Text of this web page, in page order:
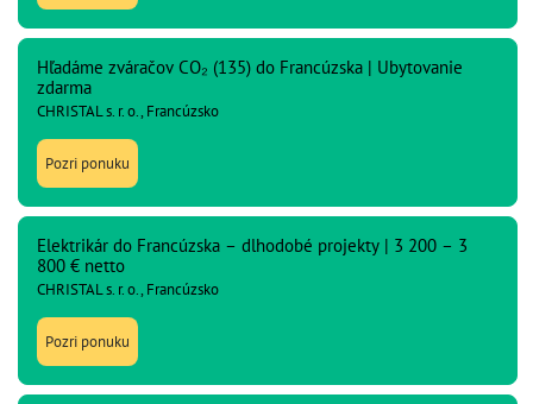
Hľadáme zváračov CO₂ (135) do Francúzska | Ubytovanie
zdarma
CHRISTAL s. r. o., Francúzsko
Pozri ponuku
Elektrikár do Francúzska – dlhodobé projekty | 3 200 – 3
800 € netto
CHRISTAL s. r. o., Francúzsko
Pozri ponuku